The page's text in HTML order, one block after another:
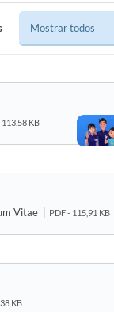
(SIC-FÍSICO)
113,58 KB
Vitae
PDF - 115,91 KB
KB